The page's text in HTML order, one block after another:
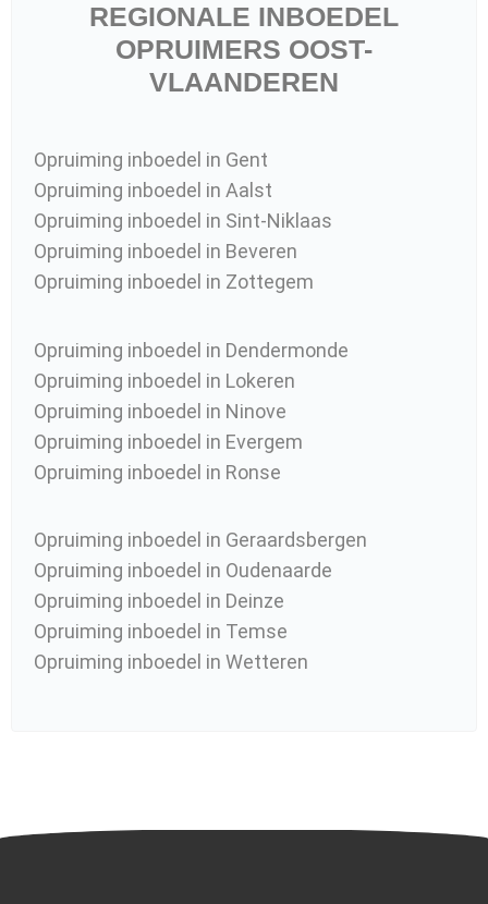
REGIONALE INBOEDEL
OPRUIMERS OOST-
VLAANDEREN
Opruiming inboedel in Gent
Opruiming inboedel in Aalst
Opruiming inboedel in Sint-Niklaas
Opruiming inboedel in Beveren
Opruiming inboedel in Zottegem
Opruiming inboedel in Dendermonde
Opruiming inboedel in Lokeren
Opruiming inboedel in Ninove
Opruiming inboedel in Evergem
Opruiming inboedel in Ronse
Opruiming inboedel in Geraardsbergen
Opruiming inboedel in Oudenaarde
Opruiming inboedel in Deinze
Opruiming inboedel in Temse
Opruiming inboedel in Wetteren